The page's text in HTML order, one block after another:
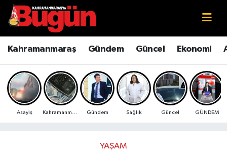
Kahramanmaraş Gündem Güncel Ekonomi
Asayiş Gündem Sağlık Güncel GÜNDEM
YAŞAM
Kahramanmaraş
Kahramanmaraş Sokak Röportajları
Bilim ve Teknoloji
Çevre
Kahramanmaraş Nöbetçi Eczaneler
Kahramanmaraş Hava Durumu
Kahramanmaraş Namaz Vakitleri
Kahramanmaraş Trafik Yoğunluk Haritası
Süper Lig Puan Durumu ve Fikstür